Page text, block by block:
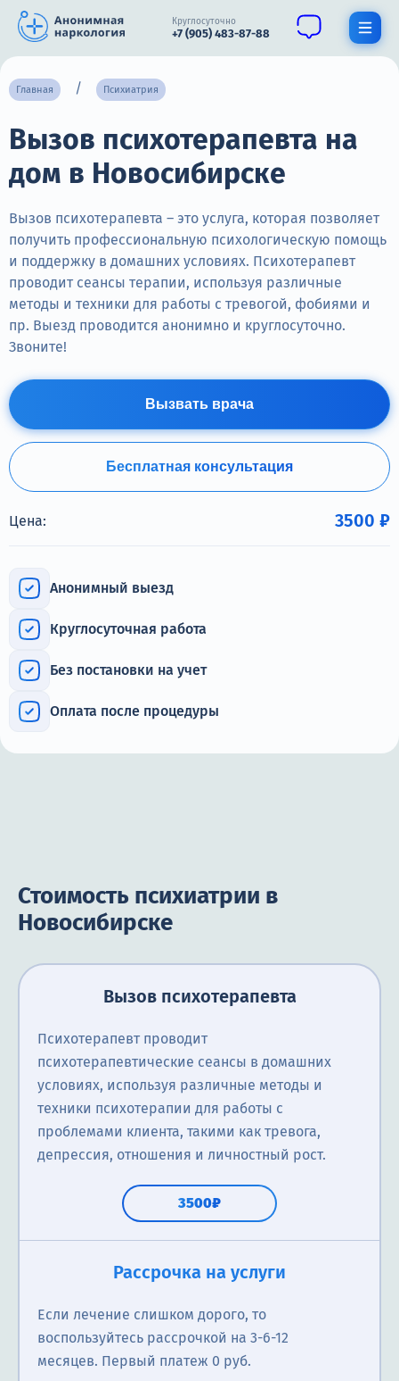
Круглосуточно
+7 (905) 483-87-88
О нас
Наркомания
Нарколог
Стационар
Психиатрия
Контакты
Адрес call-центра
Новосибирск, Красный проспект, 24
Главная Психиатрия
Вызов психотерапевта на
дом в Новосибирске
Вызов психотерапевта – это услуга, которая позволяет
получить профессиональную психологическую помощь
и поддержку в домашних условиях. Психотерапевт
проводит сеансы терапии, используя различные
методы и техники для работы с тревогой, фобиями и
пр. Выезд проводится анонимно и круглосуточно.
Звоните!
Вызвать врача
Бесплатная консультация
Цена: 3500 ₽
Анонимный выезд
Круглосуточная работа
Без постановки на учет
Оплата после процедуры
Стоимость психиатрии в
Новосибирске
Вызов психотерапевта
Психотерапевт проводит
психотерапевтические сеансы в домашних
условиях, используя различные методы и
техники психотерапии для работы с
проблемами клиента, такими как тревога,
депрессия, отношения и личностный рост.
3500₽
Рассрочка на услуги
Если лечение слишком дорого, то
воспользуйтесь рассрочкой на 3-6-12
месяцев. Первый платеж 0 руб.